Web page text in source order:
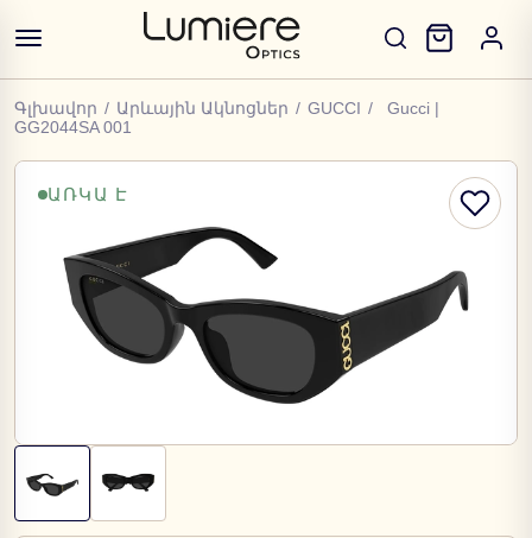
Գլխավոր / Արևային Ակնոցներ / GUCCI /
Gucci |
GG2044SA 001
ԱՌԿԱ Է